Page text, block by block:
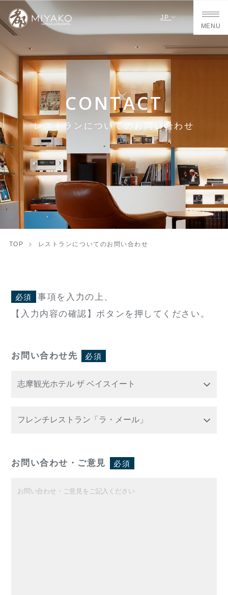
JP
MENU
CONTACT
レストランについてのお問い合わせ
TOP レストランについてのお問い合わせ
必須
事項を入力の上、
【入力内容の確認】ボタンを押してください。
お問い合わせ先 必須
お問い合わせ・ご意見 必須